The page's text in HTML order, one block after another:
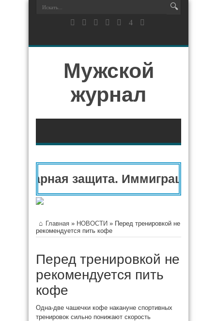
Мужской
журнал
защита.
Главная » НОВОСТИ » Перед тренировкой не
рекомендуется пить кофе
Перед тренировкой не
рекомендуется пить
кофе
Одна-две чашечки кофе накануне спортивных
тренировок сильно понижают скорость